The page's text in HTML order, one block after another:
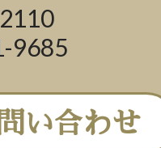
9685
い合わせ